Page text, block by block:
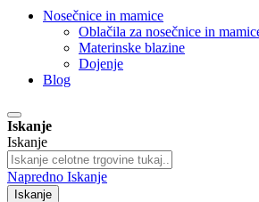
Nosečnice in mamice
Oblačila za nosečnice in
Materinske blazine
Dojenje
Blog
Iskanje
Iskanje
Napredno Iskanje
Iskanje